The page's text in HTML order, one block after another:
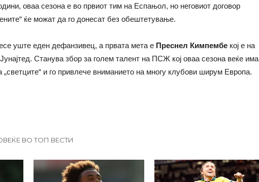
оваа сезона е во првиот тим на Еспањол, но неговиот договор
ќе можат да го донесат без обештетување.
уште еден дефанзивец, а првата мета е Преснел Кимпембекој е на
Станува збор за голем талент на ПСЖ кој оваа сезона веќе има
„светците“ и го привлече вниманието на многу клубови ширум Европа.
ВО ТОП ВЕСТИ